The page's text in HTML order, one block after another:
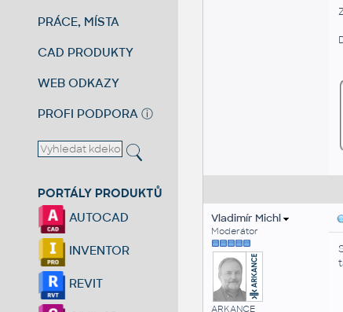
PRÁCE, MÍSTA
CAD PRODUKTY
WEB ODKAZY
PROFI PODPORA ⓘ
PORTÁLY PRODUKTŮ
AUTOCAD
INVENTOR
REVIT
Vladimír Michl
Moderátor
ARKANCE